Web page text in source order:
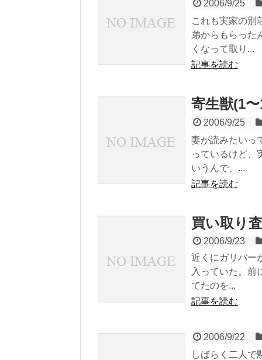
2006/9/25
これも実家の別
弟からもらった
くなって取り...
記事を読む
寄生獣(1
2006/9/25
妻が読みたいっ
っているけど、
いうんで、...
記事を読む
買い取り
2006/9/23
近くにガリバー
入っていた。前
てたのを...
記事を読む
2006/9/22
しばらく二人で